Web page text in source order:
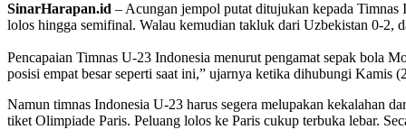
SinarHarapan.id – Acungan jempol putat ditujukan kepada
lolos hingga semifinal. Walau kemudian takluk dari Uzbekistan 0-2,
Pencapaian Timnas U-23 Indonesia menurut pengamat sepak bola
posisi empat besar seperti saat ini,” ujarnya ketika dihubungi Kamis
Namun timnas Indonesia U-23 harus segera melupakan kekalahan
tiket Olimpiade Paris. Peluang lolos ke Paris cukup terbuka lebar.